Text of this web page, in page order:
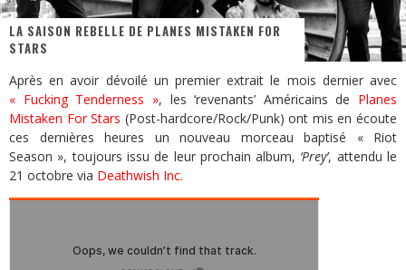
LA SAISON REBELLE DE PLANES MISTAKEN FOR
STARS
Après en avoir dévoilé un premier extrait le mois dernier avec
« Fucking Tenderness », les ‘revenants’ Américains de Planes
Mistaken For Stars (Post-hardcore/Rock/Punk) ont mis en écoute
ces dernières heures un nouveau morceau baptisé « Riot
Season », toujours issu de leur prochain album, ‘Prey’, attendu le
21 octobre via Deathwish Inc.